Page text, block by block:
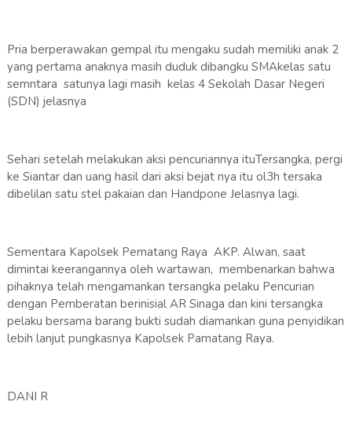
Pria berperawakan gempal itu mengaku sudah memiliki anak 2
yang pertama anaknya masih duduk dibangku SMAkelas satu
semntara satunya lagi masih kelas 4 Sekolah Dasar Negeri
(SDN) jelasnya
Sehari setelah melakukan aksi pencuriannya ituTersangka, pergi
ke Siantar dan uang hasil dari aksi bejat nya itu ol3h tersaka
dibelilan satu stel pakaian dan Handpone Jelasnya lagi.
Sementara Kapolsek Pematang Raya AKP. Alwan, saat
dimintai keerangannya oleh wartawan, membenarkan bahwa
pihaknya telah mengamankan tersangka pelaku Pencurian
dengan Pemberatan berinisial AR Sinaga dan kini tersangka
pelaku bersama barang bukti sudah diamankan guna penyidikan
lebih lanjut pungkasnya Kapolsek Pamatang Raya.
DANI R